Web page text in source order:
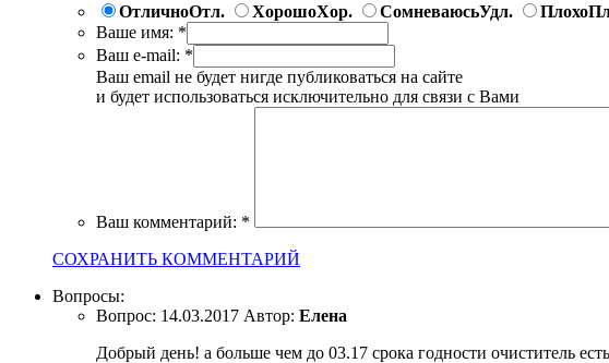
ОтличноОтл. ХорошоХор. СомневаюсьУдл. Плохо
Ваше имя: *
Ваш e-mail: *
Ваш email не будет нигде публиковаться на сайте
и будет использоваться исключительно для связи с Вами
Ваш комментарий: *
СОХРАНИТЬ КОММЕНТАРИЙ
Вопросы:
Вопрос: 14.03.2017 Автор: Елена
Добрый день! а больше чем до 03.17 срока годности очиститель